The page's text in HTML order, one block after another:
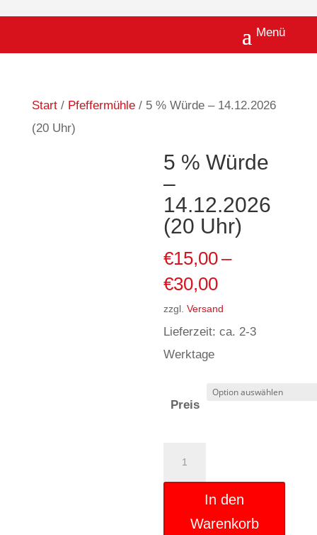
Start/ Pfeffermühle/ 5 % Würde – 14.12.2026
(20 Uhr)
5 % Würde
–
14.12.2026
(20 Uhr)
€15,00–
€30,00
€15,00
bis
zzgl.Versand
Lieferzeit: ca. 2-3
Werktage
Preis
In den
Warenkorb